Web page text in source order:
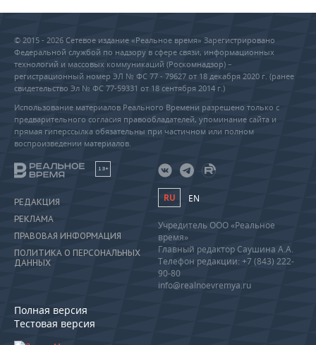
© 2015 - 2026 Сетевое издание «Реальное время» Зарегистрировано
Федеральной службой по надзору в сфере связи, информационных
технологий и массовых коммуникаций (Роскомнадзор) –
регистрационный номер ЭЛ № ФС 77 - 79627 от 18 декабря 2020 г. (ранее
свидетельство Эл № ФС 77-59331 от 18 сентября 2014 г.)
Использование материалов Реального Времени разрешено только с
предварительного согласия правообладателей, упоминание сайта и
прямая гиперссылка обязательны при частичном или полном
воспроизведении материалов.
18+
РЕДАКЦИЯ
РЕКЛАМА
ПРАВОВАЯ ИНФОРМАЦИЯ
ПОЛИТИКА О ПЕРСОНАЛЬНЫХ
ДАННЫХ
Полная версия
Тестовая версия
RU EN
Учредитель ООО «Реальное
время»
Главный редактор Саушина А.А.
Телефон редакции: +7 (843) 222-
90-80
info@realnoevremya.ru